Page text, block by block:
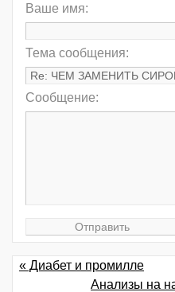
Ваше имя:
Тема сообщения:
Сообщение:
« Диабет и промилле
Анализы на